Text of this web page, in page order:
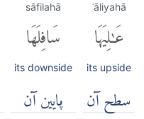
ʿāliyahā
عَٰلِيَهَا
its upside
سطح آن
sāfilahā
سَافِلَهَا
its downside
پایین آن